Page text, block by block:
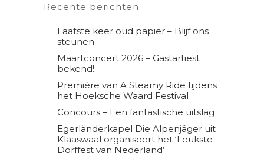
Recente berichten
Laatste keer oud papier – Blijf ons
steunen
Maartconcert 2026 – Gastartiest
bekend!
Première van A Steamy Ride tijdens
het Hoeksche Waard Festival
Concours – Een fantastische uitslag
Egerländerkapel Die Alpenjäger uit
Klaaswaal organiseert het ‘Leukste
Dorffest van Nederland’